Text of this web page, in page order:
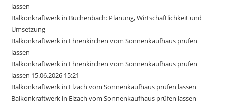
lassen
Balkonkraftwerk in Buchenbach: Planung, Wirtschaftlichkeit und
Umsetzung
Balkonkraftwerk in Ehrenkirchen vom Sonnenkaufhaus prüfen
lassen
Balkonkraftwerk in Ehrenkirchen vom Sonnenkaufhaus prüfen
lassen 15.06.2026 15:21
Balkonkraftwerk in Elzach vom Sonnenkaufhaus prüfen lassen
Balkonkraftwerk in Elzach vom Sonnenkaufhaus prüfen lassen